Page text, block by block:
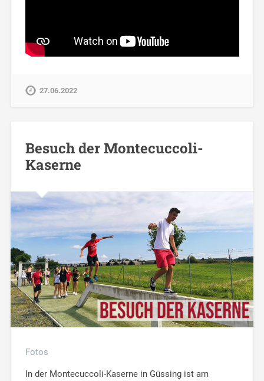
27.06.2022
Besuch der Montecuccoli-
Kaserne
Fotos
In der Montecuccoli-Kaserne in Güssing ist am